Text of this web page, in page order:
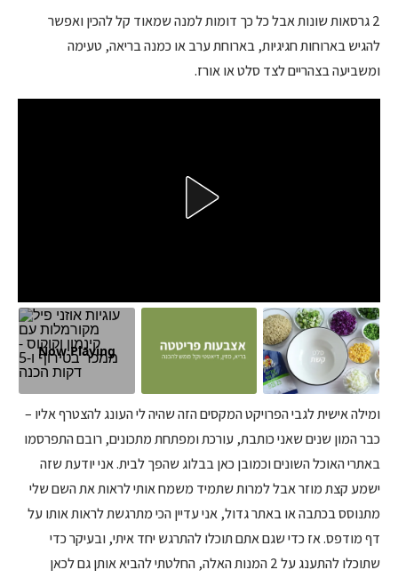
2 גרסאות שונות אבל כל כך דומות למנה שמאוד קל להכין ואפשר
להגיש בארוחות חגיגיות, בארוחת ערב או כמנה בריאה, טעימה
ומשביעה בצהריים לצד סלט או אורז.
Now Playing
ומילה אישית לגבי הפרויקט המקסים הזה שהיה לי העונג להצטרף אליו –
כבר המון שנים שאני כותבת, עורכת ומפתחת מתכונים, רובם התפרסמו
באתרי האוכל השונים וכמובן כאן בבלוג שהפך לבית. אני יודעת שזה
ישמע קצת מוזר אבל למרות שתמיד משמח אותי לראות את השם שלי
מתנוסס בכתבה או באתר גדול, אני עדיין הכי מתרגשת לראות אותו על
דף מודפס. אז כדי שגם אתם תוכלו להתרגש יחד איתי, ובעיקר כדי
שתוכלו להתענג על 2 המנות האלה, החלטתי להביא אותן גם לכאן